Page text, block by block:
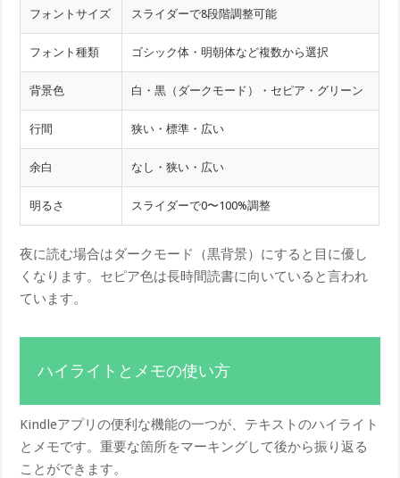
フォントサイズ スライダーで8段階調整可能
フォント種類 ゴシック体・明朝体など複数から選択
背景色 白・黒（ダークモード）・セピア・グリーン
行間 狭い・標準・広い
余白 なし・狭い・広い
明るさ スライダーで0〜100%調整
夜に読む場合はダークモード（黒背景）にすると目に優し
くなります。セピア色は長時間読書に向いていると言われ
ています。
ハイライトとメモの使い方
Kindleアプリの便利な機能の一つが、テキストのハイライト
とメモです。重要な箇所をマーキングして後から振り返る
ことができます。